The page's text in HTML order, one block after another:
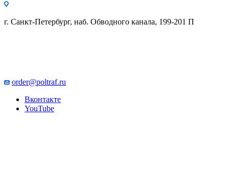
г. Санкт-Петербург, наб. Обводного канала, 199-201 П
order@poltraf.ru
Вконтакте
YouTube